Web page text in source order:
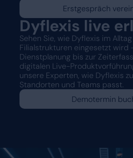
Erstgespräch
Dyflexis live
Sehen Sie, wie Dyflexis im
Filialstrukturen eingesetzt wird
Dienstplanung bis zur
digitalen Live-
unsere Experten, wie Dyflexis
Standorten und Teams passt.
Demotermin